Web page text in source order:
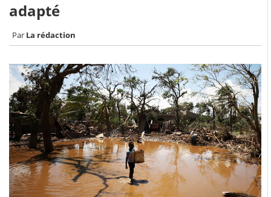
adapté
La rédaction